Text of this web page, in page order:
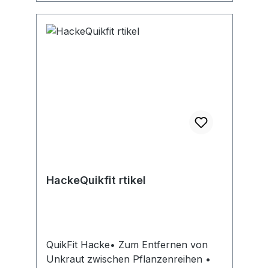
HackeQuikfit rtikel
QuikFit Hacke• Zum Entfernen von
Unkraut zwischen Pflanzenreihen •